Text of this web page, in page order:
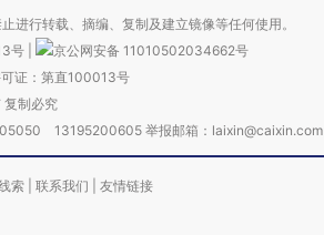
进行转载、摘编、复制及建立镜像等任何使用。
号
京公网安备 11010502034662号
证：第直100013号
制必究
13195200605 举报邮箱：laixin@caixin.com
索 联系我们 友情链接